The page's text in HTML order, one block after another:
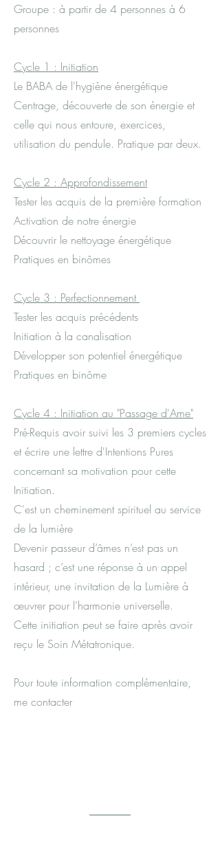
Groupe : à partir de 4 personnes à 6
personnes
Cycle 1 : Initiation
Le BABA de l'hygiène énergétique
Centrage, découverte de son énergie et
celle qui nous entoure, exercices,
utilisation du pendule. Pratique par deux.
Cycle 2 : Approfondissement
Tester les acquis de la première formation
Activation de notre énergie
Découvrir le nettoyage énergétique
Pratiques en binômes
Cycle 3 : Perfectionnement
Tester les acquis précédents
Initiation à la canalisation
Développer son potentiel énergétique
Pratiques en binôme
Cycle 4 : Initiation au "Passage d'Ame"
Pré-Requis avoir suivi les 3 premiers cycles
et écrire une lettre d'Intentions Pures
concernant sa motivation pour cette
Initiation.
C'est un cheminement spirituel au service
de la lumière
Devenir passeur d’âmes n’est pas un
hasard ; c’est une réponse à un appel
intérieur, une invitation de la Lumière à
œuvrer pour l’harmonie universelle.
Cette initiation peut se faire après avoir
reçu le Soin Métatronique.
Pour toute information complémentaire,
me contacter​